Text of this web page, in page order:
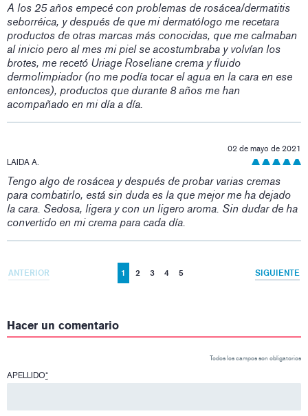
A los 25 años empecé con problemas de rosácea/dermatitis
seborréica, y después de que mi dermatólogo me recetara
productos de otras marcas más conocidas, que me calmaban
al inicio pero al mes mi piel se acostumbraba y volvían los
brotes, me recetó Uriage Roseliane crema y fluido
dermolimpiador (no me podía tocar el agua en la cara en ese
entonces), productos que durante 8 años me han
acompañado en mi día a día.
LAIDA A.
02 de mayo de 2021
Tengo algo de rosácea y después de probar varias cremas
para combatirlo, está sin duda es la que mejor me ha dejado
la cara. Sedosa, ligera y con un ligero aroma. Sin dudar de ha
convertido en mi crema para cada día.
ANTERIOR 1 2 3 4 5 SIGUIENTE
Hacer un comentario
Todos los campos son obligatorios
APELLIDO*